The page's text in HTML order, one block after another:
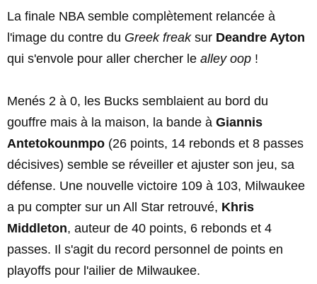
La finale NBA semble complètement relancée à
l'image du contre du Greek freaksur Deandre Ayton
qui s'envole pour aller chercher le alley oop !
Menés 2 à 0, les Bucks semblaient au bord du
gouffre mais à la maison, la bande à Giannis
Antetokounmpo (26 points, 14 rebonds et 8 passes
décisives) semble se réveiller et ajuster son jeu, sa
défense. Une nouvelle victoire 109 à 103, Milwaukee
a pu compter sur un All Star retrouvé, Khris
Middleton, auteur de 40 points, 6 rebonds et 4
passes. Il s'agit du record personnel de points en
playoffs pour l'ailier de Milwaukee.